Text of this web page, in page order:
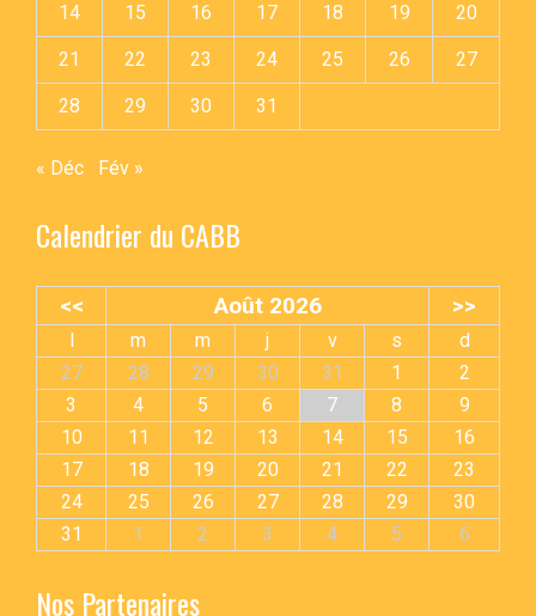
14 15 16 17 18 19 20
21 22 23 24 25 26 27
28 29 30 31
« Déc Fév »
Calendrier du CABB
<< Août 2026 >>
m m j v s
d
27
28 29 30 31 1
2
3
4 5 6 7 8
9
10
11 12 13 14 15
16
17
18 19 20 21 22
23
24
25 26 27 28 29
30
31
1 2 3 4 5 6
Nos Partenaires